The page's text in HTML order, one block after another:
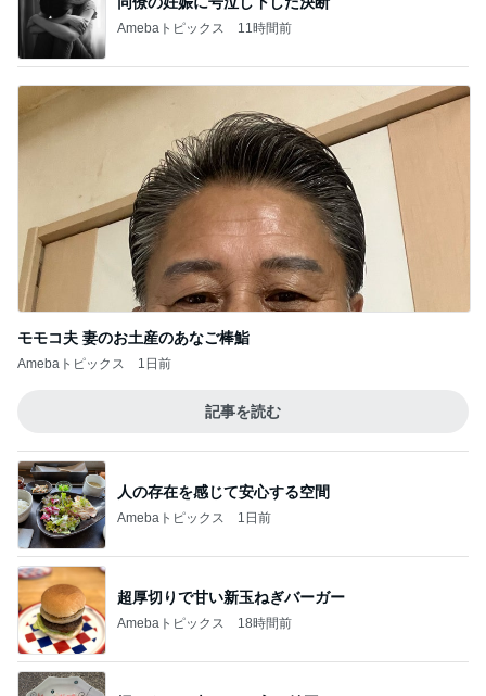
Amebaトピックス 11時間前
モモコ夫 妻のお土産のあなご棒鮨
Amebaトピックス 1日前
記事を読む
人の存在を感じて安心する空間
Amebaトピックス 1日前
超厚切りで甘い新玉ねぎバーガー
Amebaトピックス 18時間前